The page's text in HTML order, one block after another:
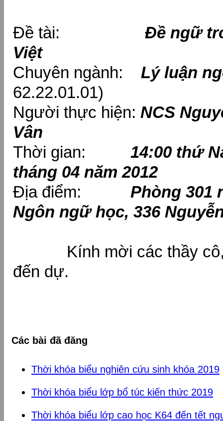
Đề tài: Đề ngữ
Việt
Chuyên ngành: Lý luận
62.22.01.01)
Người thực hiện: NCS
Vân
Thời gian: 14:00 thứ
tháng 04 năm 2012
Địa điểm: Phòng 301
Ngôn ngữ học, 336
Kính mời các thầy cô,
đến dự.
Các bài đã đăng
Thời khóa biểu nghiên cứu sinh khóa 2019
Thời khóa biểu lớp bổ túc kiến thức 2019
Thời khóa biểu lớp cao học K64 đến tết